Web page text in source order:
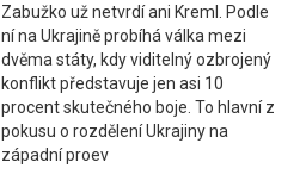
Zabužko už netvrdí ani Kreml. Podle
ní na Ukrajině probíhá válka mezi
dvěma státy, kdy viditelný ozbrojený
konflikt představuje jen asi 10
procent skutečného boje. To hlavní z
pokusu o rozdělení Ukrajiny na
západní proev